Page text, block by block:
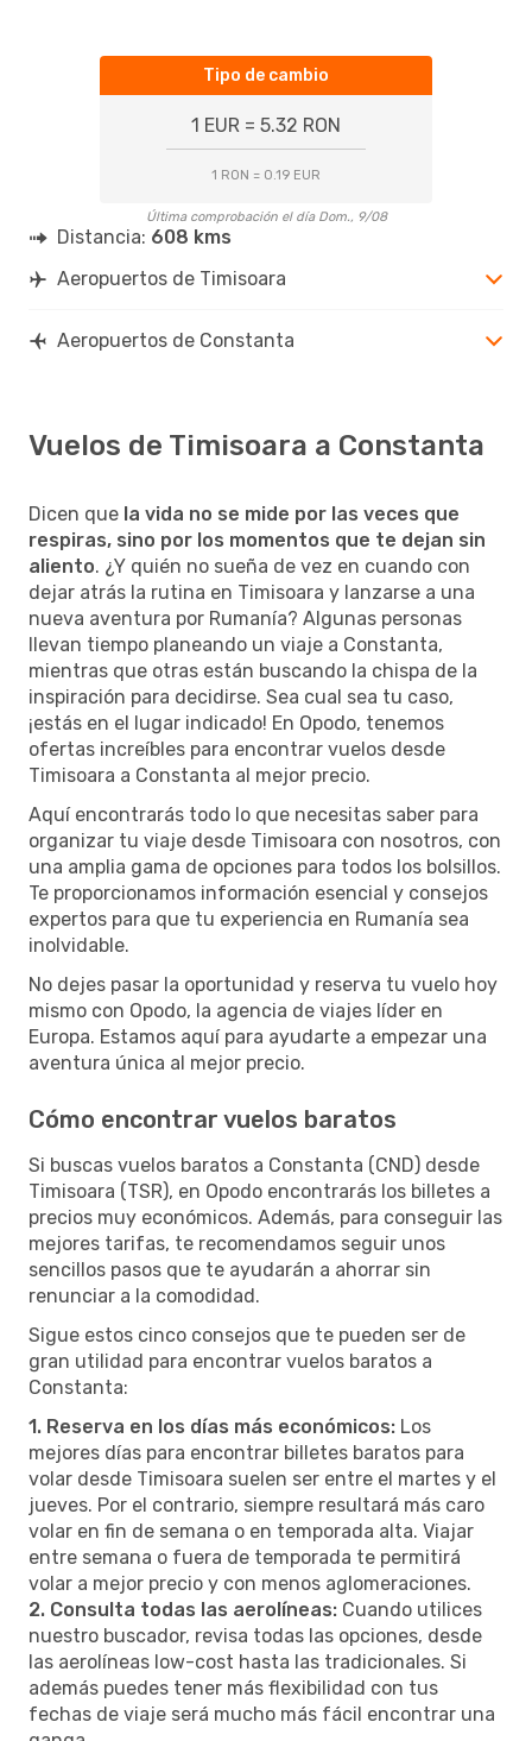
Tipo de cambio
1 EUR = 5.32 RON
1 RON = 0.19 EUR
Última comprobación el día Dom., 9/08
Distancia: 608 kms
Aeropuertos de Timisoara
Aeropuertos de Constanta
Vuelos de Timisoara a Constanta
Dicen que la vida no se mide por las veces que
respiras, sino por los momentos que te dejan sin
aliento. ¿Y quién no sueña de vez en cuando con
dejar atrás la rutina en Timisoara y lanzarse a una
nueva aventura por Rumanía? Algunas personas
llevan tiempo planeando un viaje a Constanta,
mientras que otras están buscando la chispa de la
inspiración para decidirse. Sea cual sea tu caso,
¡estás en el lugar indicado! En Opodo, tenemos
ofertas increíbles para encontrar vuelos desde
Timisoara a Constanta al mejor precio.
Aquí encontrarás todo lo que necesitas saber para
organizar tu viaje desde Timisoara con nosotros, con
una amplia gama de opciones para todos los bolsillos.
Te proporcionamos información esencial y consejos
expertos para que tu experiencia en Rumanía sea
inolvidable.
No dejes pasar la oportunidad y reserva tu vuelo hoy
mismo con Opodo, la agencia de viajes líder en
Europa. Estamos aquí para ayudarte a empezar una
aventura única al mejor precio.
Cómo encontrar vuelos baratos
Si buscas vuelos baratos a Constanta (CND) desde
Timisoara (TSR), en Opodo encontrarás los billetes a
precios muy económicos. Además, para conseguir las
mejores tarifas, te recomendamos seguir unos
sencillos pasos que te ayudarán a ahorrar sin
renunciar a la comodidad.
Sigue estos cinco consejos que te pueden ser de
gran utilidad para encontrar vuelos baratos a
Constanta:
1. Reserva en los días más económicos: Los
mejores días para encontrar billetes baratos para
volar desde Timisoara suelen ser entre el martes y el
jueves. Por el contrario, siempre resultará más caro
volar en fin de semana o en temporada alta. Viajar
entre semana o fuera de temporada te permitirá
volar a mejor precio y con menos aglomeraciones.
2. Consulta todas las aerolíneas: Cuando utilices
nuestro buscador, revisa todas las opciones, desde
las aerolíneas low-cost hasta las tradicionales. Si
además puedes tener más flexibilidad con tus
fechas de viaje será mucho más fácil encontrar una